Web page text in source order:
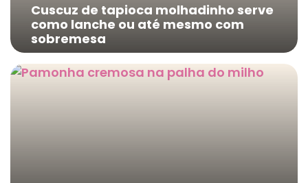
Cuscuz de tapioca molhadinho serve
como lanche ou até mesmo com
sobremesa